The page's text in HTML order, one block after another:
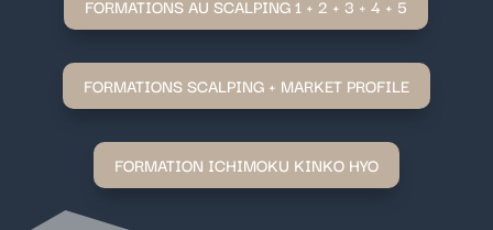
FORMATIONS AU SCALPING 1 + 2 + 3 + 4 + 5
FORMATIONS SCALPING + MARKET PROFILE
FORMATION ICHIMOKU KINKO HYO